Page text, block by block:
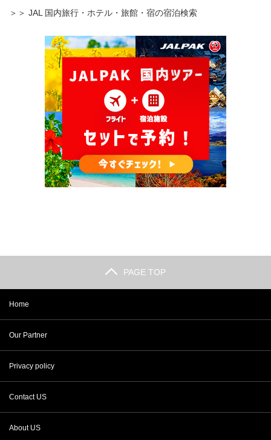
＞＞ JAL 国内旅行・ホテル・旅館・宿の宿泊検索
PAGE TOP
Home
Our Partner
Privacy policy
Contact US
About US